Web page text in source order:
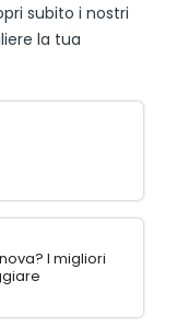
subito i nostri
la tua
I migliori